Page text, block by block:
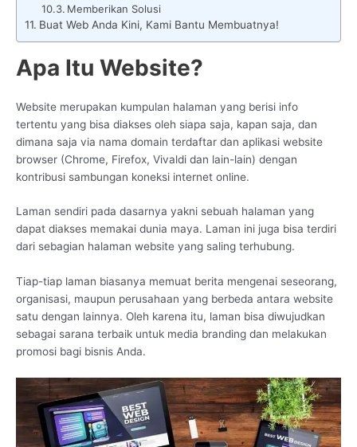
Memberikan Solusi
Buat Web Anda Kini, Kami Bantu Membuatnya!
Apa Itu Website?
Website merupakan kumpulan halaman yang berisi info
tertentu yang bisa diakses oleh siapa saja, kapan saja, dan
dimana saja via nama domain terdaftar dan aplikasi website
browser (Chrome, Firefox, Vivaldi dan lain-lain) dengan
kontribusi sambungan koneksi internet online.
Laman sendiri pada dasarnya yakni sebuah halaman yang
dapat diakses memakai dunia maya. Laman ini juga bisa terdiri
dari sebagian halaman website yang saling terhubung.
Tiap-tiap laman biasanya memuat berita mengenai seseorang,
organisasi, maupun perusahaan yang berbeda antara website
satu dengan lainnya. Oleh karena itu, laman bisa diwujudkan
sebagai sarana terbaik untuk media branding dan melakukan
promosi bagi bisnis Anda.